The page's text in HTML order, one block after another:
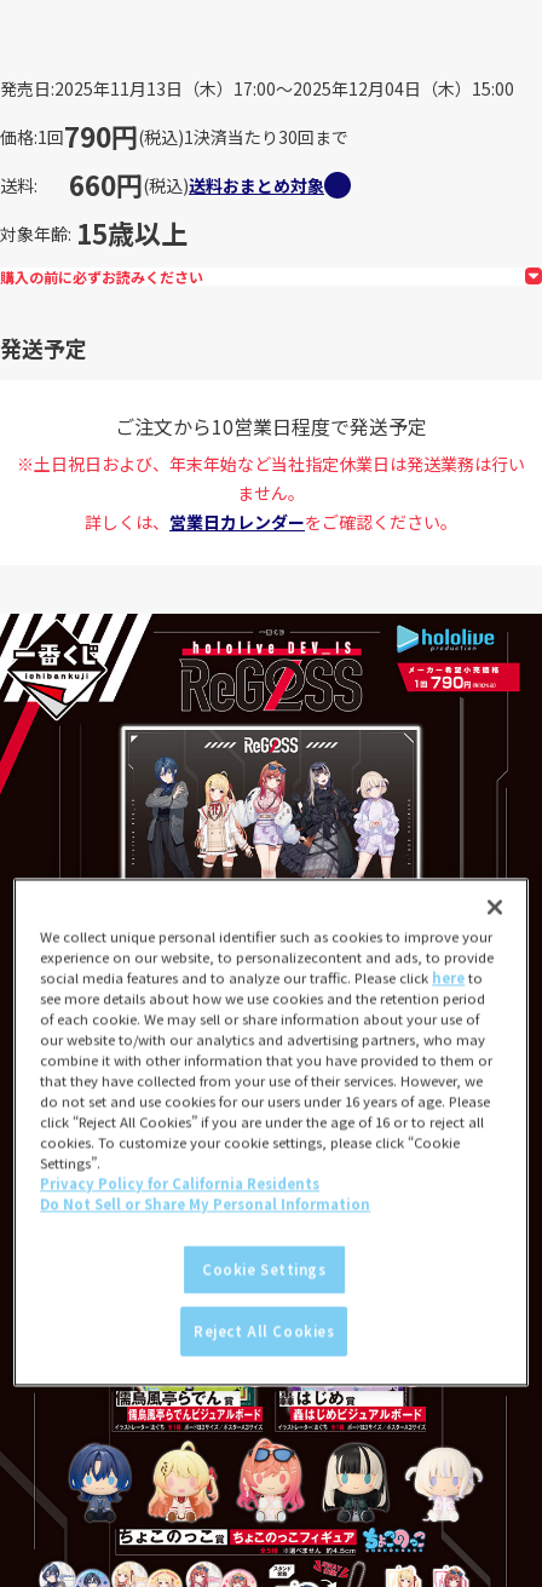
発売日 2025年11月13日（木）17:00～2025年12月04日（木）15:00
価格 1回790円(税込)1決済当たり30回まで
送料
660円(税込)送料おまとめ対象
対象年齢 15歳以上
購入の前に必ずお読みください
発送予定
ご注文から10営業日程度で発送予定
※土日祝日および、年末年始など当社指定休業日は発送業務は行い
ません。
詳しくは、 営業日カレンダーをご確認ください。
We collect unique personal identifier such as cookies to improve your
experience on our website, to personalizecontent and ads, to provide
social media features and to analyze our traffic. Please click hereto
see more details about how we use cookies and the retention period
of each cookie. We may sell or share information about your use of
our website to/with our analytics and advertising partners, who may
combine it with other information that you have provided to them or
that they have collected from your use of their services. However, we
do not set and use cookies for our users under 16 years of age. Please
click “Reject All Cookies” if you are under the age of 16 or to reject all
cookies. To customize your cookie settings, please click “Cookie
Settings”.
Privacy Policy for California Residents
Do Not Sell or Share My Personal Information
Cookie Settings
Reject All Cookies